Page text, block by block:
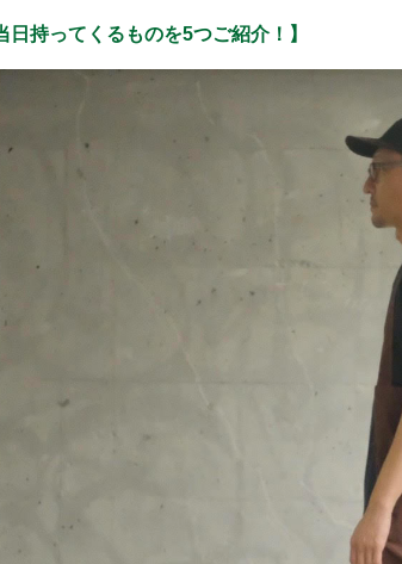
日持ってくるものを5つご紹介！】